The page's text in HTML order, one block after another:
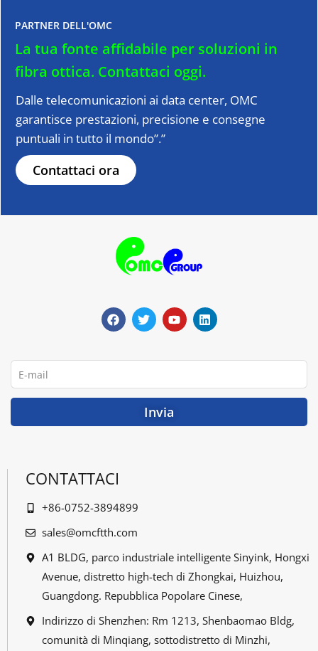
PARTNER DELL'OMC
La tua fonte affidabile per soluzioni in
fibra ottica. Contattaci oggi.
Dalle telecomunicazioni ai data center, OMC
garantisce prestazioni, precisione e consegne
puntuali in tutto il mondo”.”
Contattaci ora
a
c
e
o
w
i
t
r
o
u
t
e
i
n
k
i
mail
Invia
CONTATTACI
+86-0752-3894899
sales@omcftth.com
A1 BLDG, parco industriale intelligente Sinyink, Hongxi
Avenue, distretto high-tech di Zhongkai, Huizhou,
Guangdong. Repubblica Popolare Cinese,
Indirizzo di Shenzhen: Rm 1213, Shenbaomao Bldg,
comunità di Minqiang, sottodistretto di Minzhi,